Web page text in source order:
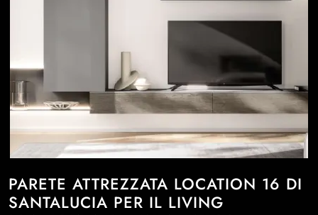
PARETE ATTREZZATA LOCATION 16 DI
SANTALUCIA PER IL LIVING